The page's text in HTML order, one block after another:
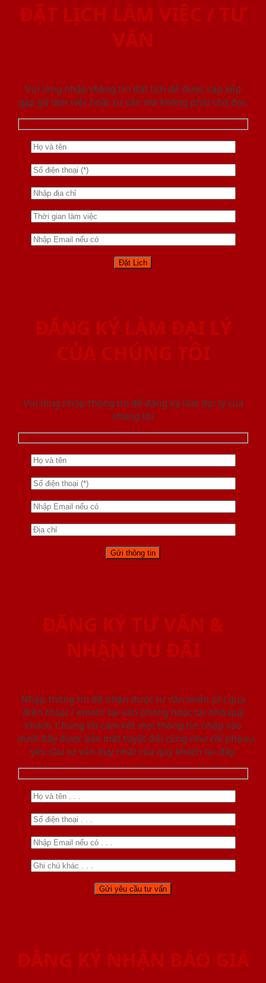
ĐẶT LỊCH LÀM VIỆC / TƯ
VẤN
Vui lòng nhập thông tin đặt lịch để được sắp xếp
gặp gỡ làm việc hoăc tư vấn mà không phải chờ đợi.
ĐĂNG KÝ LÀM ĐẠI LÝ
CỦA CHÚNG TÔI
Vui lòng nhập thông tin để đăng ký làm đại lý của
chúng tôi
ĐĂNG KÝ TƯ VẤN &
NHẬN ƯU ĐÃI
Nhập thông tin để nhận được tư vấn miễn phí qua
điện thoại / email/ tại văn phòng hoặc tại nhà quý
khách. Chúng tôi cam kết mọi thông tin nhập vào
dưới đây được bảo mật tuyệt đối cũng như chỉ phục vụ
yêu cầu tư vấn duy nhất của quý khách tại đây.
ĐĂNG KÝ NHẬN BÁO GIÁ